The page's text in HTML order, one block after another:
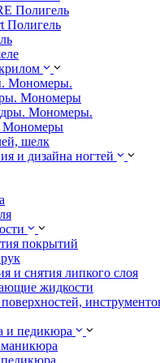
Полигель
Полигель
Мономеры.
Мономеры
Мономеры.
Мономеры
шелк
и дизайна ногтей
покрытий
и снятия липкого слоя
жидкости
и педикюра